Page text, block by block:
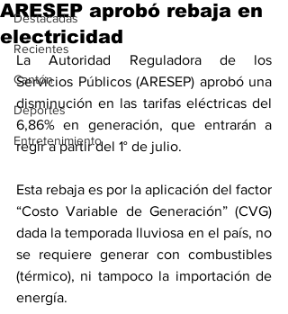
Destacadas
Recientes
Cantón
Deportes
Entretenimiento
ARESEP aprobó rebaja en
electricidad
La Autoridad Reguladora de los
Servicios Públicos (ARESEP) aprobó una
disminución en las tarifas eléctricas del
6,86% en generación, que entrarán a
regir a partir del 1° de julio.
Esta rebaja es por la aplicación del factor
“Costo Variable de Generación” (CVG)
dada la temporada lluviosa en el país, no
se requiere generar con combustibles
(térmico), ni tampoco la importación de
energía.